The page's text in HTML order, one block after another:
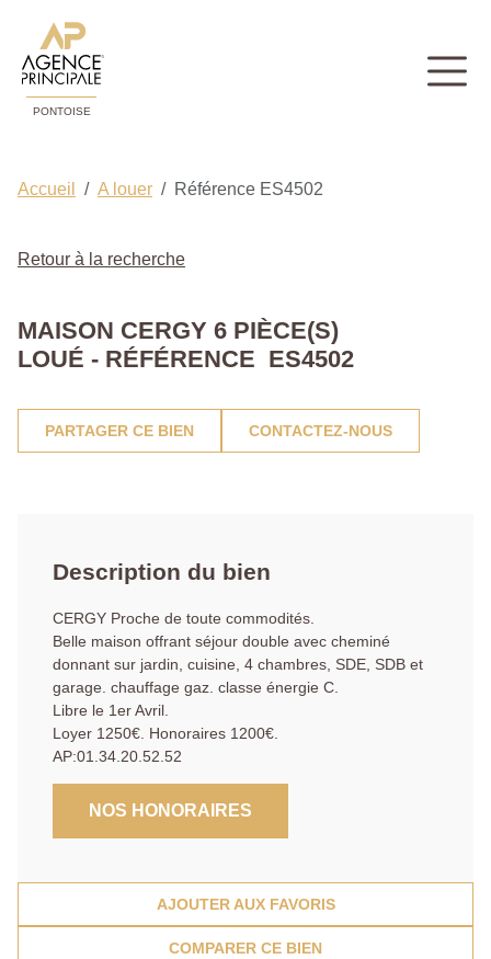
PONTOISE
Accueil A louer Référence ES4502
Retour à la recherche
MAISON CERGY 6 PIÈCE(S)
LOUÉ - RÉFÉRENCE ES4502
PARTAGER CE BIEN CONTACTEZ-NOUS
Description du bien
CERGY Proche de toute commodités.
Belle maison offrant séjour double avec cheminé
donnant sur jardin, cuisine, 4 chambres, SDE, SDB et
garage. chauffage gaz. classe énergie C.
Libre le 1er Avril.
Loyer 1250€. Honoraires 1200€.
AP:01.34.20.52.52
NOS HONORAIRES
AJOUTER AUX FAVORIS
COMPARER CE BIEN